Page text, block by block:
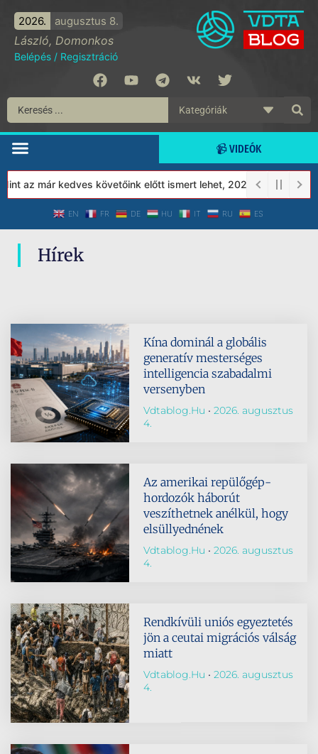
2026. augusztus 8.
László, Domonkos
Belépés / Regisztráció
📹 VIDEÓK
az már kedves követőink előtt ismert lehet, 2023-tól a Védett
EN FR DE HU IT RU ES
Hírek
Kína dominál a globális
generatív mesterséges
intelligencia szabadalmi
versenyben
Vdtablog.hu
2026. augusztus
4.
Az amerikai repülőgép-
hordozók háborút
veszíthetnek anélkül, hogy
elsüllyednének
Vdtablog.hu
2026. augusztus
4.
Rendkívüli uniós egyeztetés
jön a ceutai migrációs válság
miatt
Vdtablog.hu
2026. augusztus
4.